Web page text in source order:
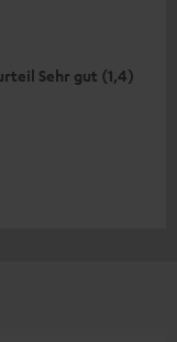
Sehr gut (1,4)